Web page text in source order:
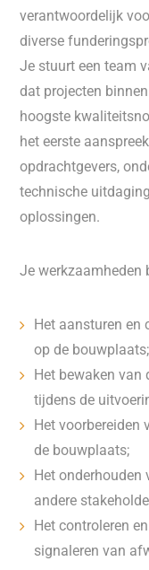
verantwoordelijk
diverse
Je stuurt een team
dat projecten
hoogste
het eerste
opdrachtgevers,
technische
oplossingen.
Je werkzaamheden
Het aansturen en
op de bouwplaats;
Het bewaken van
tijdens de
Het voorbereiden
de bouwplaats;
Het onderhouden
andere
Het controleren
signaleren van